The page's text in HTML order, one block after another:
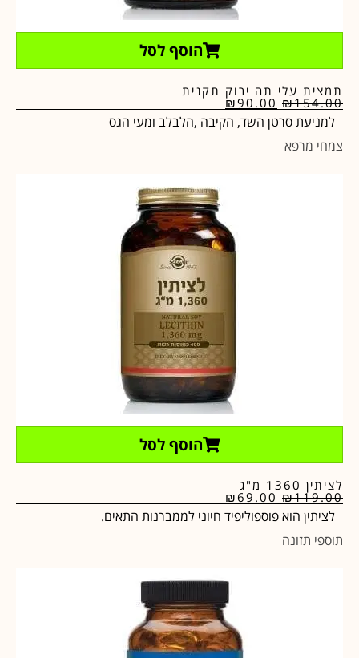
הוסף לסל
תמצית עלי תה ירוק תקנית
₪154.00
₪90.00
למניעת סרטן השד, הקיבה ,הלבלב ומעי הגס
צמחי מרפא
הוסף לסל
לציתין 1360 מ"ג
₪119.00
₪69.00
לציתין הוא פוספוליפיד חיוני לממברנות התאים.
תוספי תזונה